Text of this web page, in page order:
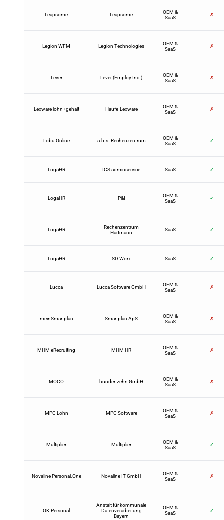
Leapsome Leapsome
OEM &
SaaS
✗
Legion WFM Legion Technologies
OEM &
SaaS
✗
Lever Lever (Employ Inc.)
OEM &
SaaS
✗
Lexware lohn+gehalt Haufe-Lexware
OEM &
SaaS
✗
Lobu Online a.b.s. Rechenzentrum
OEM &
SaaS
✓
LogaHR ICS adminservice SaaS ✓
LogaHR P&I
OEM &
SaaS
✓
LogaHR
Rechenzentrum
Hartmann
SaaS ✓
LogaHR SD Worx SaaS ✓
Lucca Lucca Software GmbH
OEM &
SaaS
✗
meinSmartplan Smartplan ApS
OEM &
SaaS
✗
MHM eRecruiting MHM HR
OEM &
SaaS
✗
MOCO hundertzehn GmbH
OEM &
SaaS
✗
MPC Lohn MPC Software
OEM &
SaaS
✗
Multiplier Multiplier
OEM &
SaaS
✓
Novaline Personal.One Novaline IT GmbH
OEM &
SaaS
✗
OK.Personal
Anstalt für kommunale
Datenverarbeitung
Bayern
OEM &
SaaS
✓